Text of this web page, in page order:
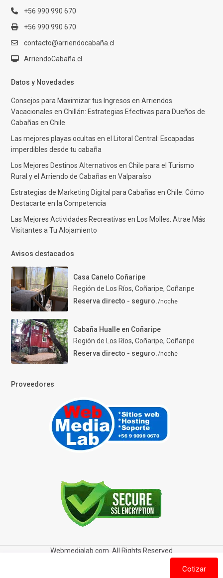
+56 990 990 670
+56 990 990 670
contacto@arriendocabaña.cl
ArriendoCabaña.cl
Datos y Novedades
Consejos para Maximizar tus Ingresos en Arriendos
Vacacionales en Chillán: Estrategias Efectivas para Dueños de
Cabañas en Chile
Las mejores playas ocultas en el Litoral Central: Escapadas
imperdibles desde tu cabaña
Los Mejores Destinos Alternativos en Chile para el Turismo
Rural y el Arriendo de Cabañas en Valparaíso
Estrategias de Marketing Digital para Cabañas en Chile: Cómo
Destacarte en la Competencia
Las Mejores Actividades Recreativas en Los Molles: Atrae Más
Visitantes a Tu Alojamiento
Avisos destacados
Casa Canelo Coñaripe
Región de Los Ríos, Coñaripe, Coñaripe
Reserva directo - seguro./noche
Cabaña Hualle en Coñaripe
Región de Los Ríos, Coñaripe, Coñaripe
Reserva directo - seguro./noche
Proveedores
Webmedialab.com. All Rights Reserved
Política de privacidad
Política de Cookies
Cotizar